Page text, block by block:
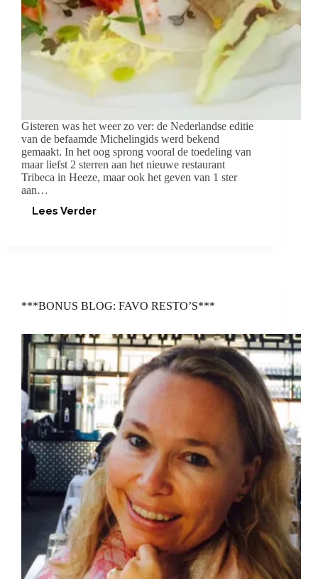
Gisteren was het weer zo ver: de Nederlandse editie
van de befaamde Michelingids werd bekend
gemaakt. In het oog sprong vooral de toedeling van
maar liefst 2 sterren aan het nieuwe restaurant
Tribeca in Heeze, maar ook het geven van 1 ster
aan…
Lees Verder
I
***BONUS BLOG: FAVO RESTO’S***